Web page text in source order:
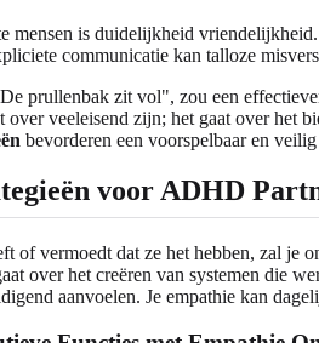
mensen is duidelijkheid
communicatie kan talloze
prullenbak zit vol", zou een
veeleisend zijn; het gaat over het
bevorderen een voorspelbaar en
voor ADHD
of vermoedt dat ze het hebben, zal je
over het creëren van systemen die
aanvoelen. Je empathie kan